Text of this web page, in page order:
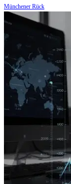
Münchener Rück